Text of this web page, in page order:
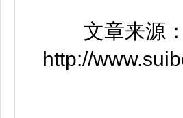
文章来源：
http://